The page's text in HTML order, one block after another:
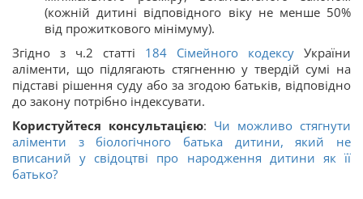
(кожній дитині відповідного віку не менше 50%
від прожиткового мінімуму).
Згідно з ч.2 статті 184 Сімейного кодексу України
аліменти, що підлягають стягненню у твердій сумі на
підставі рішення суду або за згодою батьків, відповідно
до закону потрібно індексувати.
Користуйтеся консультацією: Чи можливо стягнути
аліменти з біологічного батька дитини, який не
вписаний у свідоцтві про народження дитини як її
батько?